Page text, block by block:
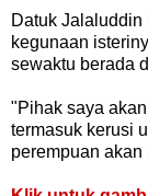
Datuk
kegunaan
sewaktu berada
"Pihak saya
termasuk kerusi
perempuan